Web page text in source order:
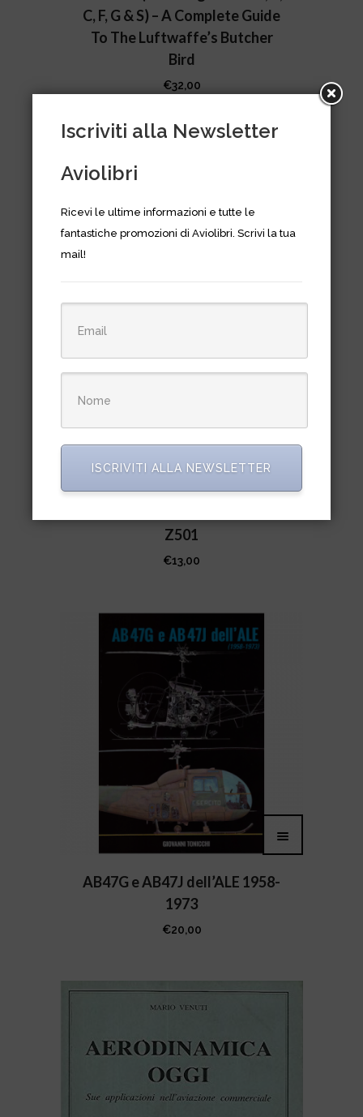
C, F, G & S) – A Complete Guide
To The Luftwaffe’s Butcher
Bird
€32,00
Z501
€13,00
AB47G e AB47J dell’ALE 1958-
1973
€20,00
Iscriviti alla Newsletter
Aviolibri
Ricevi le ultime informazioni e tutte le
fantastiche promozioni di Aviolibri. Scrivi la tua
mail!
ISCRIVITI ALLA NEWSLETTER